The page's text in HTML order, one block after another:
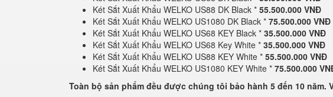
Két Sắt Xuất Khẩu WELKO US88 DK Black * 55.500.000 VNĐ
Két Sắt Xuất Khẩu WELKO US1080 DK Black * 75.500.000 VNĐ
Két Sắt Xuất Khẩu WELKO US68 KEY Black * 35.500.000 VNĐ
Két Sắt Xuất Khẩu WELKO US68 Key White * 35.500.000 VNĐ
Két Sắt Xuất Khẩu WELKO US88 KEY White * 55.500.000 VNĐ
Két Sắt Xuất Khẩu WELKO US1080 KEY White * 75.500.000
Toàn bộ sản phẩm đều được chúng tôi bảo hành 5 đến 10 năm.